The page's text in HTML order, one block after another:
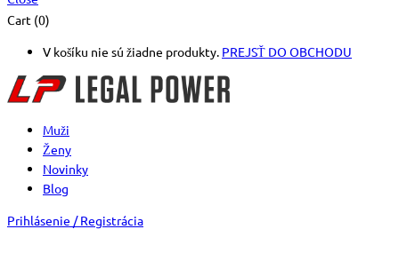
Cart (0)
V košíku nie sú žiadne produkty. PREJSŤ DO OBCHODU
Muži
Ženy
Novinky
Blog
Prihlásenie / Registrácia